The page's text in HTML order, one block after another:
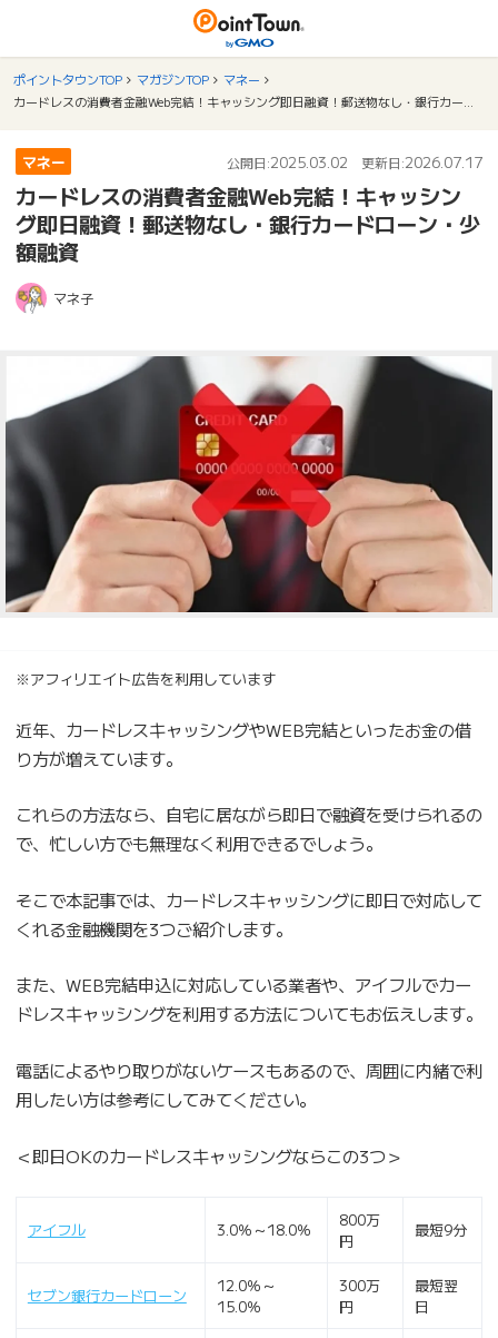
ポイントタウンTOP マガジンTOP
マネー
マネー 公開日:2025.03.02 更新日:2026.07.17
カードレスの消費者金融Web完結！キャッシン
グ即日融資！郵送物なし・銀行カードローン・少
額融資
マネ子
※アフィリエイト広告を利用しています
近年、カードレスキャッシングやWEB完結といったお金の借
り方が増えています。
これらの方法なら、自宅に居ながら即日で融資を受けられるの
で、忙しい方でも無理なく利用できるでしょう。
そこで本記事では、カードレスキャッシングに即日で対応して
くれる金融機関を3つご紹介します。
また、WEB完結申込に対応している業者や、アイフルでカー
ドレスキャッシングを利用する方法についてもお伝えします。
電話によるやり取りがないケースもあるので、周囲に内緒で利
用したい方は参考にしてみてください。
＜即日OKのカードレスキャッシングならこの3つ＞
アイフル 3.0％～18.0％
800万
円
最短9分
セブン銀行カードローン
12.0％～
15.0％
300万
円
最短翌
日